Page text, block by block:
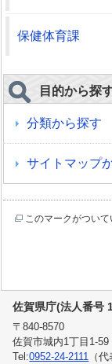
保健体育課
目的から探
分類から探す
サイトマップ
このマークがつい
佐賀県庁(法人番号
〒840-8570
佐賀市城内1丁目1-59
Tel:0952-24-2111 （代